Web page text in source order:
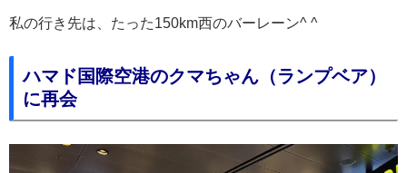
私の行き先は、たった150km西のバーレーン^ ^
ハマド国際空港のクマちゃん（ランプベア）
に再会